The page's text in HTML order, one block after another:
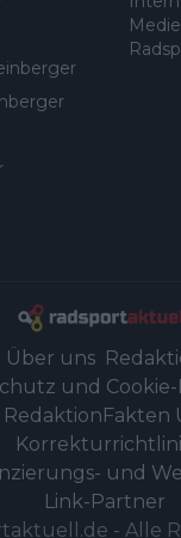
Über uns
und
Fakten
und
Link-Partner
- Alle